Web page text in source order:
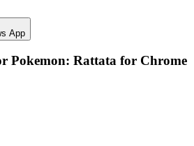
App
Pokemon: Rattata for Chrome